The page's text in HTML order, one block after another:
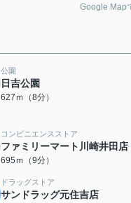
Google Map
公園
日吉公園
627ｍ（8分）
コンビニエンスストア
ファミリーマート川崎井田店
695ｍ（9分）
ドラッグストア
サンドラッグ元住吉店